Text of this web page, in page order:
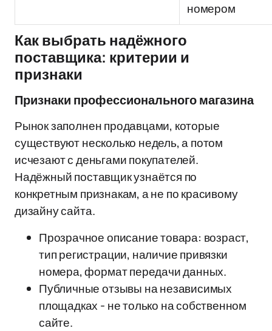
номером
Как выбрать надёжного
поставщика: критерии и
признаки
Признаки профессионального магазина
Рынок заполнен продавцами, которые
существуют несколько недель, а потом
исчезают с деньгами покупателей.
Надёжный поставщик узнаётся по
конкретным признакам, а не по красивому
дизайну сайта.
Прозрачное описание товара: возраст,
тип регистрации, наличие привязки
номера, формат передачи данных.
Публичные отзывы на независимых
площадках - не только на собственном
сайте.